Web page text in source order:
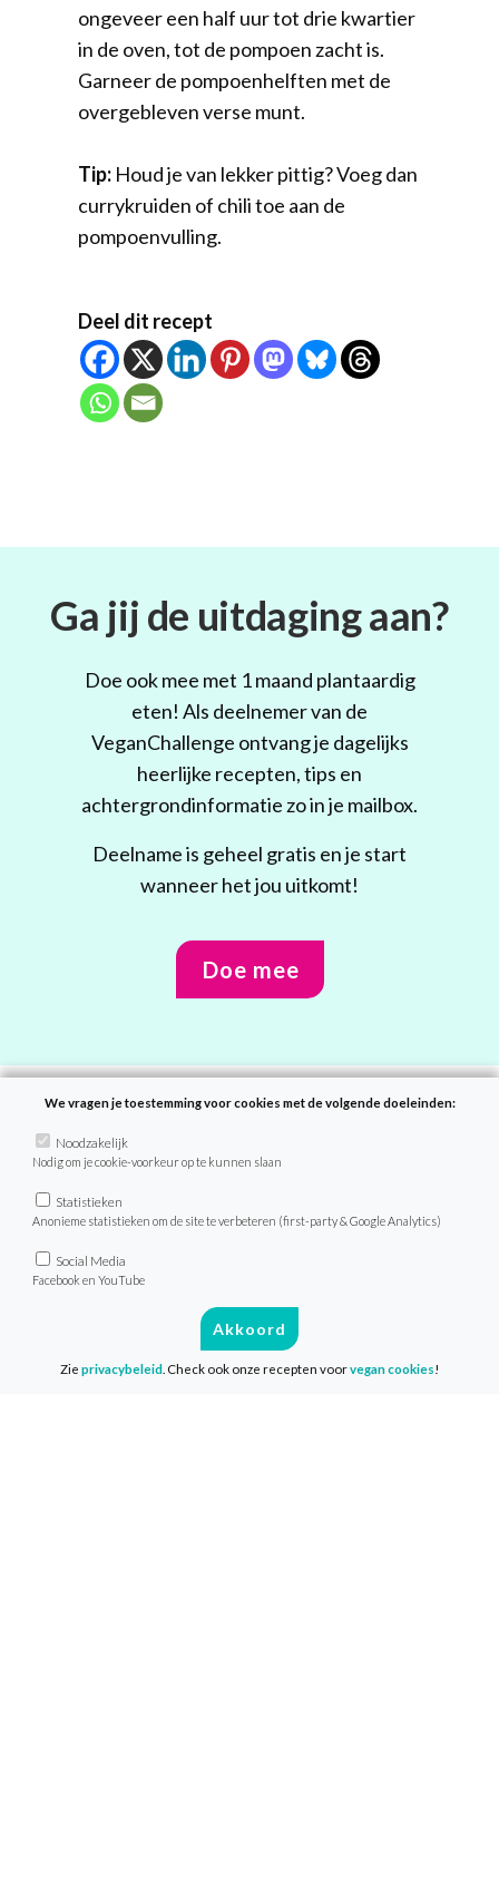
ongeveer een half uur tot drie kwartier
in de oven, tot de pompoen zacht is.
Garneer de pompoenhelften met de
overgebleven verse munt.
Tip: Houd je van lekker pittig? Voeg dan
currykruiden of chili toe aan de
pompoenvulling.
Deel dit recept
Ga jij de uitdaging aan?
Doe ook mee met 1 maand plantaardig
eten! Als deelnemer van de
VeganChallenge ontvang je dagelijks
heerlijke recepten, tips en
achtergrondinformatie zo in je mailbox.
Deelname is geheel gratis en je start
wanneer het jou uitkomt!
Doe mee
Recepten
Zoek recept
Weekmenu’s
VeganChallenge
We vragen je toestemming voor cookies met de volgende doeleinden:
Noodzakelijk
Nodig om je cookie-voorkeur op te kunnen slaan
Statistieken
Anonieme statistieken om de site te verbeteren (first-party & Google Analytics)
Social Media
Facebook en YouTube
Akkoord
Zie privacybeleid . Check ook onze recepten voorvegan cookies!